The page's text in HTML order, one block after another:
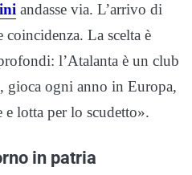
andasse via. L’arrivo di
coincidenza. La scelta è
l’Atalanta è un club
gioca ogni anno in Europa,
lotta per lo scudetto».
in patria